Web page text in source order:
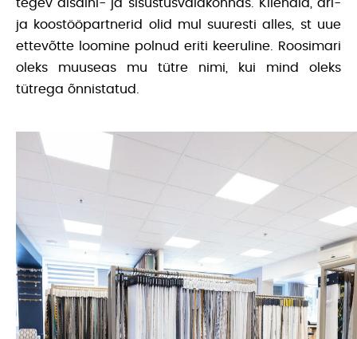
tegev disaini- ja sisustusvaldkonnas. Kliendid, äri-
ja koostööpartnerid olid mul suuresti alles, st uue
ettevõtte loomine polnud eriti keeruline. Roosimari
oleks muuseas mu tütre nimi, kui mind oleks
tütrega õnnistatud.